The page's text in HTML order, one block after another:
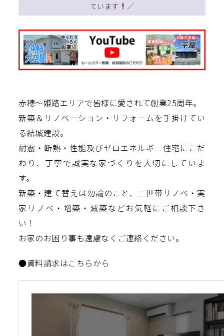
ています
／
赤穂～姫路エリアで皆様に愛されて創業25周年。
新築＆リノベーション・リフォームを手掛けてい
る結城建設。
耐震・断熱・性能及びゼロエネルギー住宅にこだ
わり、丁寧で誠実な家づくりを大切にしていま
す。
新築・建て替えは勿論のこと、二世帯リノベ・実
家リノベ・増築・減築などお気軽にご相談下さ
い！
お家のお困り事も遠慮なくご連絡ください。
●資料請求はこちらから